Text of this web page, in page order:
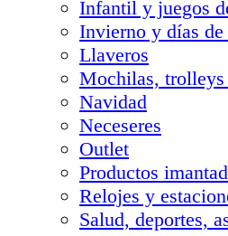
Infantil y juegos
Invierno y días
Llaveros
Mochilas, trolleys
Navidad
Neceseres
Outlet
Productos
Relojes y
Salud, deportes,